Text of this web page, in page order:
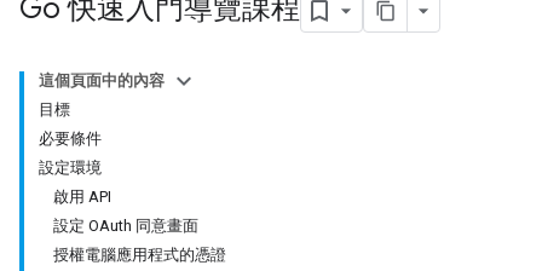
Go 快速入門導覽課程
這個頁面中的內容
目標
必要條件
設定環境
啟用 API
設定 OAuth 同意畫面
授權電腦應用程式的憑證